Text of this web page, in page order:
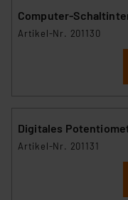
Computer-
Artikel-Nr. 201130
Digitales
Artikel-Nr. 201131